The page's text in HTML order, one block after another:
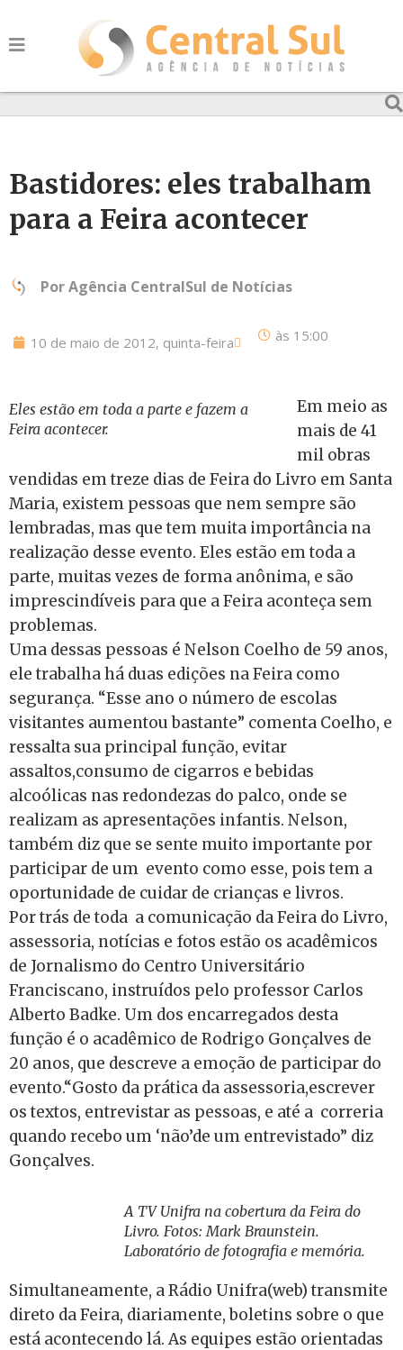
Bastidores: eles trabalham
para a Feira acontecer
PorAgência CentralSul de Notícias
10 de maio de 2012, quinta-feira às 15:00
Eles estão em toda a parte e fazem a
Feira acontecer.
Em meio as
mais de 41
mil obras
vendidas em treze dias de Feira do Livro em Santa
Maria, existem pessoas que nem sempre são
lembradas, mas que tem muita importância na
realização desse evento. Eles estão em toda a
parte, muitas vezes de forma anônima, e são
imprescindíveis para que a Feira aconteça sem
problemas.
Uma dessas pessoas é Nelson Coelho de 59 anos,
ele trabalha há duas edições na Feira como
segurança. “Esse ano o número de escolas
visitantes aumentou bastante” comenta Coelho, e
ressalta sua principal função, evitar
assaltos,consumo de cigarros e bebidas
alcoólicas nas redondezas do palco, onde se
realizam as apresentações infantis. Nelson,
também diz que se sente muito importante por
participar de um evento como esse, pois tem a
oportunidade de cuidar de crianças e livros.
Por trás de toda a comunicação da Feira do Livro,
assessoria, notícias e fotos estão os acadêmicos
de Jornalismo do Centro Universitário
Franciscano, instruídos pelo professor Carlos
Alberto Badke. Um dos encarregados desta
função é o acadêmico de Rodrigo Gonçalves de
20 anos, que descreve a emoção de participar do
evento.“Gosto da prática da assessoria,escrever
os textos, entrevistar as pessoas, e até a correria
quando recebo um ‘não’de um entrevistado” diz
Gonçalves.
A TV Unifra na cobertura da Feira do
Livro. Fotos: Mark Braunstein.
Laboratório de fotografia e memória.
Simultaneamente, a Rádio Unifra(web) transmite
direto da Feira, diariamente, boletins sobre o que
está acontecendo lá. As equipes estão orientadas